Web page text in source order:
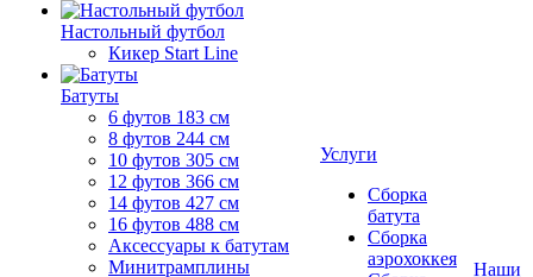
Настольный футбол
Кикер Start Line
Батуты
6 футов 183 см
8 футов 244 см
10 футов 305 см
12 футов 366 см
14 футов 427 см
16 футов 488 см
Аксессуары к батутам
Минитрамплины
Услуги
Сборка
батута
Сборка
аэрохоккея
Наши